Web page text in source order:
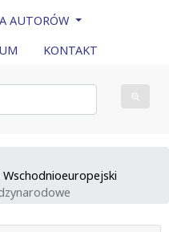
AUTORÓW
KONTAKT